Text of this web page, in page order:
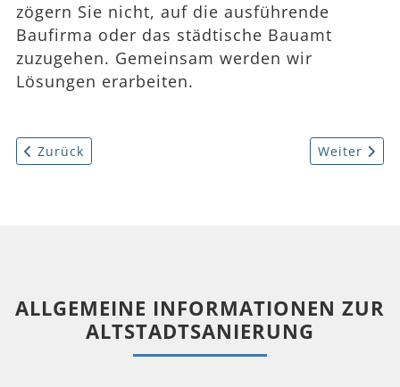
zögern Sie nicht, auf die ausführende
Baufirma oder das städtische Bauamt
zuzugehen. Gemeinsam werden wir
Lösungen erarbeiten.
Vorheriger Beitrag: Altstadtsanierung - Baubeginn in
Zurück Nächster
Weiter
ALLGEMEINE INFORMATIONEN ZUR
ALTSTADTSANIERUNG